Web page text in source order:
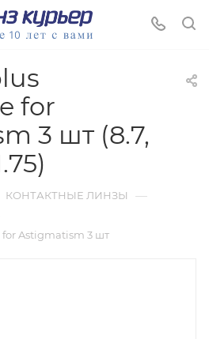
for
3 шт (8.7,
КОНТАКТНЫЕ ЛИНЗЫ —
Astigmatism 3 шт